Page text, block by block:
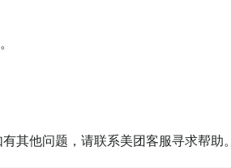
其他问题，请联系美团客服寻求帮助。